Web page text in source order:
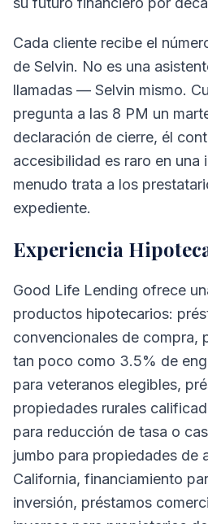
Cada cliente recibe el
de Selvin. No es una
llamadas — Selvin mismo.
pregunta a las 8 PM un
declaración de cierre, él
accesibilidad es raro en una
menudo trata a los
expediente.
Experiencia
Good Life Lending ofrece
productos hipotecarios:
convencionales de compra,
tan poco como 3.5% de
para veteranos elegibles,
propiedades rurales
para reducción de tasa o
jumbo para propiedades de
California, financiamiento
inversión, préstamos